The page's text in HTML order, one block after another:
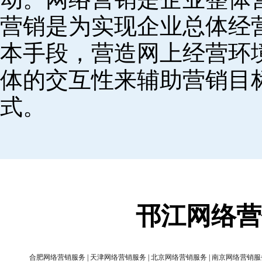
营销是为实现企业总体经
本手段，营造网上经营环
体的交互性来辅助营销目
式。
邗江网络
合肥网络营销服务 天津网络营销服务 北京网络营销服务 南京网络营销